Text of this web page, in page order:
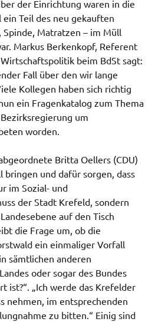
der Einrichtung waren in die
Teil des neu gekauften
Spinde, Matratzen – im Müll
Markus Berkenkopf, Referent
beim BdSt sagt:
Fall über den wir lange
Kollegen haben sich richtig
ein Fragenkatalog zum Thema
um
worden.
Britta Oellers (CDU)
bringen und dafür sorgen, dass
im Sozial- und
der Stadt Krefeld, sondern
auf den Tisch
die Frage um, ob die
ein einmaliger Vorfall
sämtlichen anderen
oder sogar des Bundes
ist?“. „Ich werde das Krefelder
nehmen, im entsprechenden
zu bitten.“ Einig sind